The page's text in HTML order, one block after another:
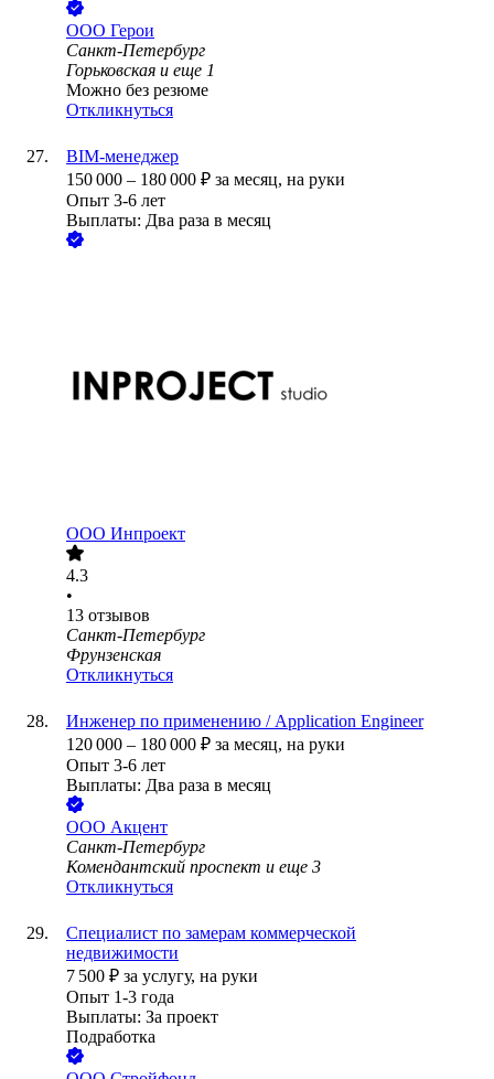
ООО Герои
Санкт-Петербург
Горьковская и еще 1
Можно без резюме
Откликнуться
BIM-менеджер
150 000 – 180 000 ₽ за месяц, на руки
Опыт 3-6 лет
Выплаты: Два раза в месяц
ООО Инпроект
4.3
•
13 отзывов
Санкт-Петербург
Фрунзенская
Откликнуться
Инженер по применению / Application Engineer
120 000 – 180 000 ₽ за месяц, на руки
Опыт 3-6 лет
Выплаты: Два раза в месяц
ООО Акцент
Санкт-Петербург
Комендантский проспект и еще 3
Откликнуться
Специалист по замерам коммерческой
недвижимости
7 500 ₽ за услугу, на руки
Опыт 1-3 года
Выплаты: За проект
Подработка